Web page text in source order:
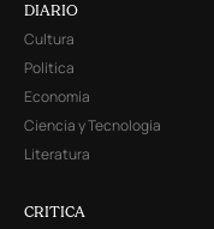
DIARIO
Cultura
Política
Economía
Ciencia y Tecnología
Literatura
CRITICA